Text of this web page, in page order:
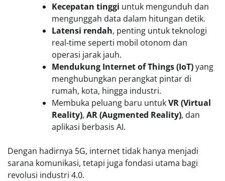
Kecepatan tinggi untuk mengunduh dan
mengunggah data dalam hitungan detik.
Latensi rendah, penting untuk teknologi
real-time seperti mobil otonom dan
operasi jarak jauh.
Mendukung Internet of Things (IoT)yang
menghubungkan perangkat pintar di
rumah, kota, hingga industri.
Membuka peluang baru untukVR (Virtual
Reality), AR (Augmented Reality), dan
aplikasi berbasis AI.
Dengan hadirnya 5G, internet tidak hanya menjadi
sarana komunikasi, tetapi juga fondasi utama bagi
revolusi industri 4.0.